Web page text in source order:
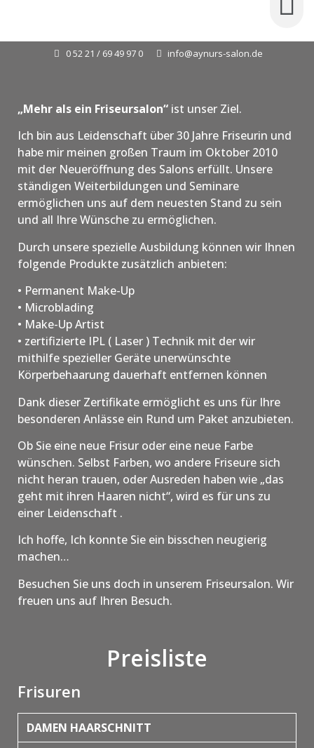
0 52 21 / 69 49 97 0 info@aynurs-salon.de
„Mehr als ein Friseursalon“ ist unser Ziel.
Ich bin aus Leidenschaft über 30 Jahre Friseurin und
habe mir meinen großen Traum im Oktober 2010
mit der Neueröffnung des Salons erfüllt. Unsere
ständigen Weiterbildungen und Seminare
ermöglichen uns auf dem neuesten Stand zu sein
und all Ihre Wünsche zu ermöglichen.
Durch unsere spezielle Ausbildung können wir Ihnen
folgende Produkte zusätzlich anbieten:
• Permanent Make-Up
• Microblading
• Make-Up Artist
• zertifizierte IPL ( Laser ) Technik mit der wir
mithilfe spezieller Geräte unerwünschte
Körperbehaarung dauerhaft entfernen können
Dank dieser Zertifikate ermöglicht es uns für Ihre
besonderen Anlässe ein Rund um Paket anzubieten.
Ob Sie eine neue Frisur oder eine neue Farbe
wünschen. Selbst Farben, wo andere Friseure sich
nicht heran trauen, oder Ausreden haben wie „das
geht mit ihren Haaren nicht“, wird es für uns zu
einer Leidenschaft .
Ich hoffe, Ich konnte Sie ein bisschen neugierig
machen…
Besuchen Sie uns doch in unserem Friseursalon. Wir
freuen uns auf Ihren Besuch.
Preisliste
Frisuren
DAMEN HAARSCHNITT